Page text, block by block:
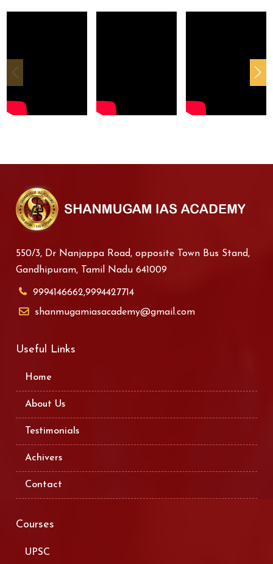
550/3, Dr Nanjappa Road, opposite Town Bus Stand,
Gandhipuram, Tamil Nadu 641009
9994146662,9994427714
shanmugamiasacademy@gmail.com
Useful Links
Home
About Us
Testimonials
Achivers
Contact
Courses
UPSC